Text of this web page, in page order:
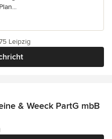
Leipzig
& Weeck PartG mbB